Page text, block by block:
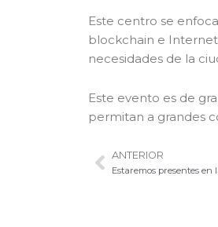
Este centro se
blockchain e Internet
necesidades de la
Este evento es de
permitan a grandes
AntANTERIOR